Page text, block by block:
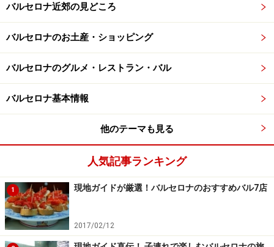
バルセロナ近郊の見どころ
バルセロナのお土産・ショッピング
バルセロナのグルメ・レストラン・バル
バルセロナ基本情報
他のテーマも見る
人気記事ランキング
1 現地ガイドが厳選！バルセロナのおすすめバル7店
2017/02/12